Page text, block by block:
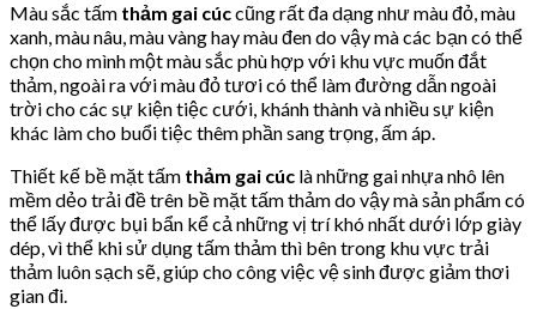
Màu sắc tấm thảm gai cúccũng rất đa dạng như màu đỏ, màu
xanh, màu nâu, màu vàng hay màu đen do vậy mà các bạn có thể
chọn cho mình một màu sắc phù hợp với khu vực muốn đắt
thảm, ngoài ra với màu đỏ tươi có thể làm đường dẫn ngoài
trời cho các sự kiện tiệc cưới, khánh thành và nhiều sự kiện
khác làm cho buổi tiệc thêm phần sang trọng, ấm áp.
Thiết kế bề mặt tấm thảm gai cúc là những gai nhựa nhô lên
mềm dẻo trải đề trên bề mặt tấm thảm do vậy mà sản phẩm có
thể lấy được bụi bẩn kể cả những vị trí khó nhất dưới lớp giày
dép, vì thể khi sử dụng tấm thảm thì bên trong khu vực trải
thảm luôn sạch sẽ, giúp cho công việc vệ sinh được giảm thơi
gian đi.